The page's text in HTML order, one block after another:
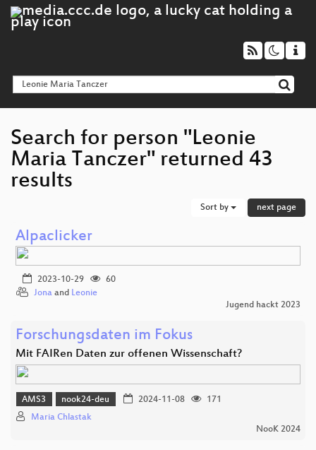
Search for person "Leonie
Maria Tanczer" returned 43
results
Sort by next page
Alpaclicker
2023-10-29
60
Jona and Leonie
Jugend hackt 2023
Forschungsdaten im Fokus
Mit FAIRen Daten zur offenen Wissenschaft?
AMS3 nook24-deu 2024-11-08
171
Maria Chlastak
NooK 2024